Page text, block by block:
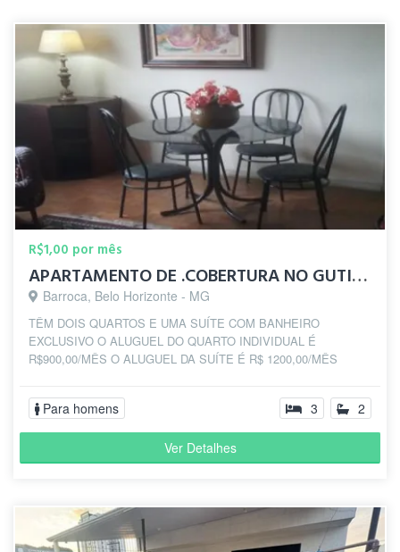
R$1,00 por mês
APARTAMENTO DE .COBERTURA NO GUTIERREZ EM BH
Barroca, Belo Horizonte - MG
TÊM DOIS QUARTOS E UMA SUÍTE COM BANHEIRO
EXCLUSIVO O ALUGUEL DO QUARTO INDIVIDUAL É
R$900,00/MÊS O ALUGUEL DA SUÍTE É R$ 1200,00/MÊS
Para homens 3 2
Ver Detalhes